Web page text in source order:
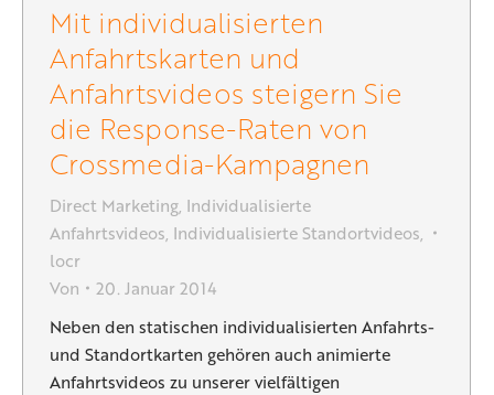
Mit individualisierten
Anfahrtskarten und
Anfahrtsvideos steigern Sie
die Response-Raten von
Crossmedia-Kampagnen
Direct Marketing, Individualisierte
Anfahrtsvideos, Individualisierte Standortvideos,
locr
Von
20. Januar 2014
Neben den statischen individualisierten Anfahrts-
und Standortkarten gehören auch animierte
Anfahrtsvideos zu unserer vielfältigen